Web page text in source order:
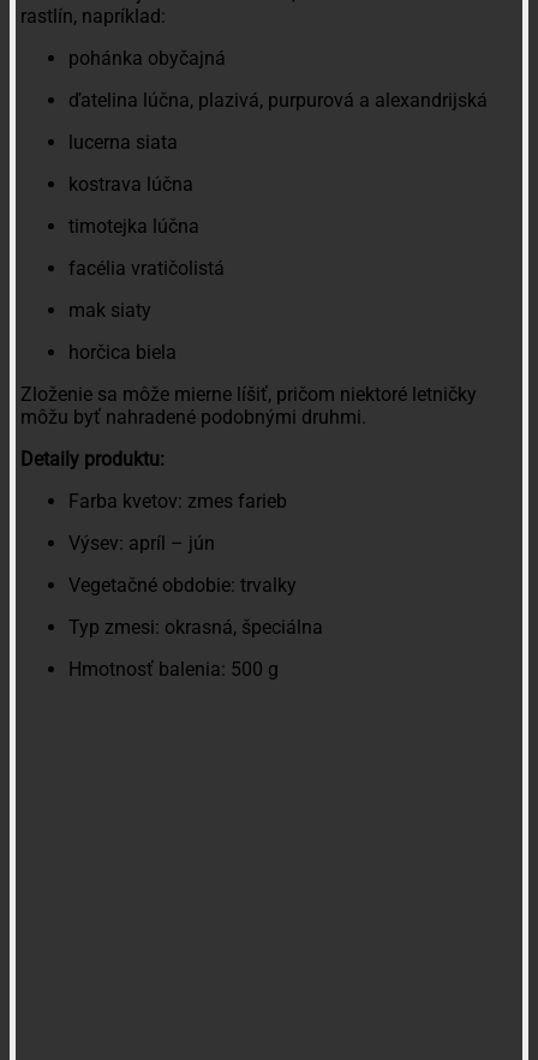
rastlín, napríklad:
pohánka obyčajná
ďatelina lúčna, plazivá, purpurová a alexandrijská
lucerna siata
kostrava lúčna
timotejka lúčna
facélia vratičolistá
mak siaty
horčica biela
Zloženie sa môže mierne líšiť, pričom niektoré letničky
môžu byť nahradené podobnými druhmi.
Detaily produktu:
Farba kvetov: zmes farieb
Výsev: apríl – jún
Vegetačné obdobie: trvalky
Typ zmesi: okrasná, špeciálna
Hmotnosť balenia: 500 g